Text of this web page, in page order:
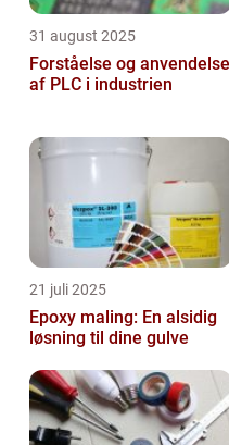
31 august 2025
Forståelse og anvendelse
af PLC i industrien
21 juli 2025
Epoxy maling: En alsidig
løsning til dine gulve